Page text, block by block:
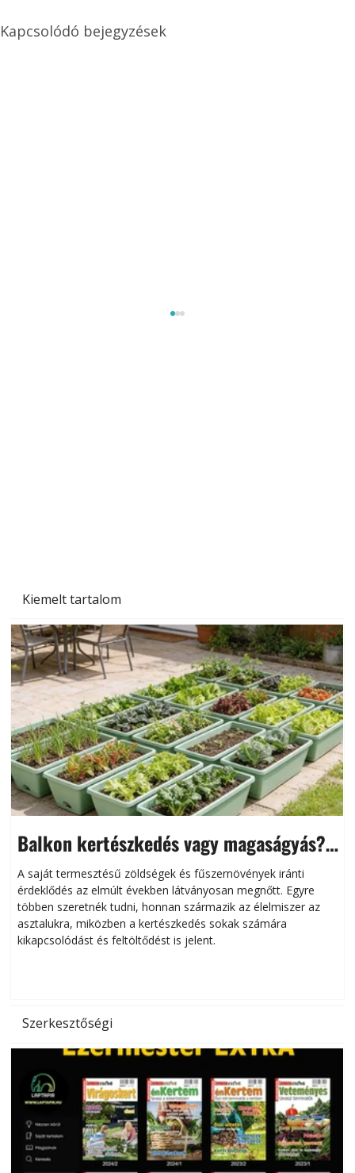
Kiemelt tartalom
Balkon kertészkedés vagy magaságyás?
Helytakarékos kertészkedés
A saját termesztésű zöldségek és fűszernövények iránti
érdeklődés az elmúlt években látványosan megnőtt. Egyre
többen szeretnék tudni, honnan származik az élelmiszer az
asztalukra, miközben a kertészkedés sokak számára
kikapcsolódást és feltöltődést is jelent.
Szerkesztőségi
Kapcsolódó bejegyzések